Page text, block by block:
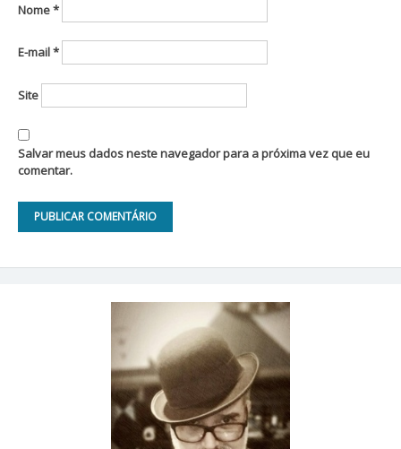
Nome*
E-mail*
Site
Salvar meus dados neste navegador para a próxima vez que eu
comentar.